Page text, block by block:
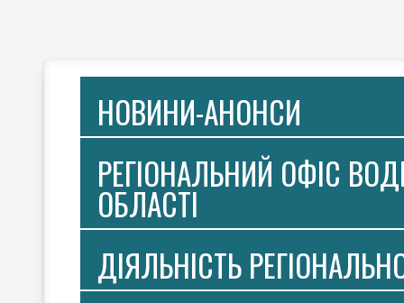
НОВИНИ-АНОНСИ
РЕГІОНАЛЬНИЙ ОФІС
ОБЛАСТІ
ДІЯЛЬНІСТЬ